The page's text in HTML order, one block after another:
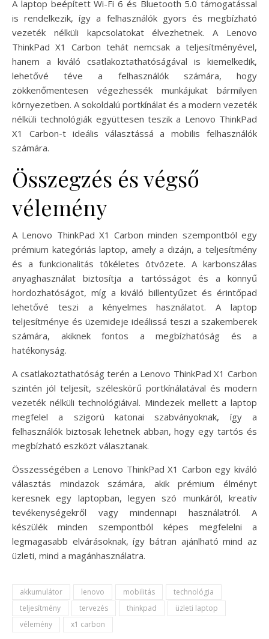
A laptop beépített Wi-Fi 6 és Bluetooth 5.0 támogatással
is rendelkezik, így a felhasználók gyors és megbízható
vezeték nélküli kapcsolatokat élvezhetnek. A Lenovo
ThinkPad X1 Carbon tehát nemcsak a teljesítményével,
hanem a kiváló csatlakoztathatóságával is kiemelkedik,
lehetővé téve a felhasználók számára, hogy
zökkenőmentesen végezhessék munkájukat bármilyen
környezetben. A sokoldalú portkínálat és a modern vezeték
nélküli technológiák együttesen teszik a Lenovo ThinkPad
X1 Carbon-t ideális választássá a mobilis felhasználók
számára.
Összegzés és végső
vélemény
A Lenovo ThinkPad X1 Carbon minden szempontból egy
prémium kategóriás laptop, amely a dizájn, a teljesítmény
és a funkcionalitás tökéletes ötvözete. A karbonszálas
anyaghasználat biztosítja a tartósságot és a könnyű
hordozhatóságot, míg a kiváló billentyűzet és érintőpad
lehetővé teszi a kényelmes használatot. A laptop
teljesítménye és üzemideje ideálissá teszi a szakemberek
számára, akiknek fontos a megbízhatóság és a
hatékonyság.
A csatlakoztathatóság terén a Lenovo ThinkPad X1 Carbon
szintén jól teljesít, széleskörű portkínálatával és modern
vezeték nélküli technológiáival. Mindezek mellett a laptop
megfelel a szigorú katonai szabványoknak, így a
felhasználók biztosak lehetnek abban, hogy egy tartós és
megbízható eszközt választanak.
Összességében a Lenovo ThinkPad X1 Carbon egy kiváló
választás mindazok számára, akik prémium élményt
keresnek egy laptopban, legyen szó munkáról, kreatív
tevékenységekről vagy mindennapi használatról. A
készülék minden szempontból képes megfelelni a
legmagasabb elvárásoknak, így bátran ajánlható mind az
üzleti, mind a magánhasználatra.
akkumulátor lenovo mobilitás
technológia
teljesítmény
tervezés thinkpad
üzleti laptop
vélemény
x1 carbon